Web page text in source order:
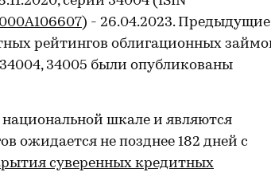
) - 26.04.2023. Предыдущие
рейтингов облигационных
34005 были опубликованы
шкале и являются
ожидается не позднее 182 дней с
суверенных кредитных